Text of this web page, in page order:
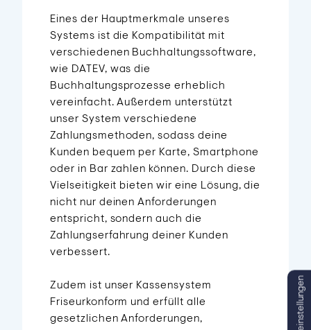
Eines der Hauptmerkmale unseres
Systems ist die Kompatibilität mit
verschiedenen Buchhaltungssoftware,
wie DATEV, was die
Buchhaltungsprozesse erheblich
vereinfacht. Außerdem unterstützt
unser System verschiedene
Zahlungsmethoden, sodass deine
Kunden bequem per Karte, Smartphone
oder in Bar zahlen können. Durch diese
Vielseitigkeit bieten wir eine Lösung, die
nicht nur deinen Anforderungen
entspricht, sondern auch die
Zahlungserfahrung deiner Kunden
verbessert.
Zudem ist unser Kassensystem
Friseurkonform und erfüllt alle
gesetzlichen Anforderungen,